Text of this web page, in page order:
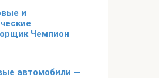
и
Чемпион
автомобили —